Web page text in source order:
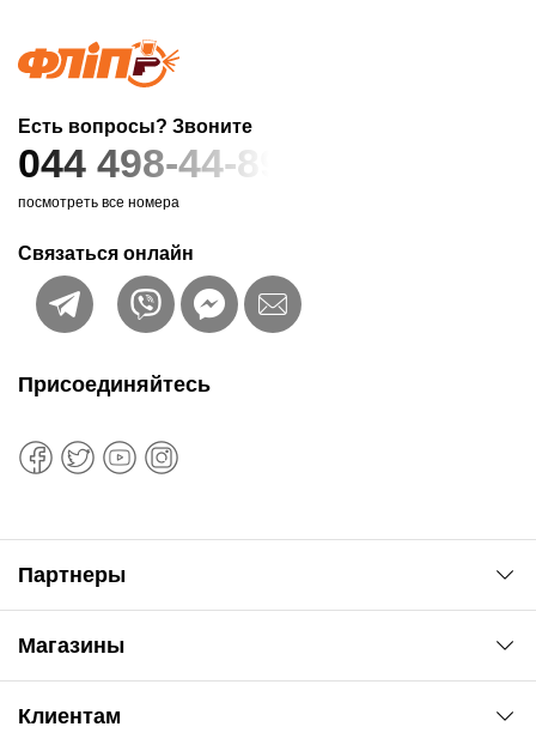
Есть вопросы? Звоните
044 498-44-89
посмотреть все номера
Связаться онлайн
Магазины
ул. Рабочая, 2-а
Клиентам
Присоединяйтесь
Партнеры